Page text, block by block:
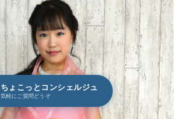
ちょこっとコンシェルジュ
気軽にご質問どうぞ